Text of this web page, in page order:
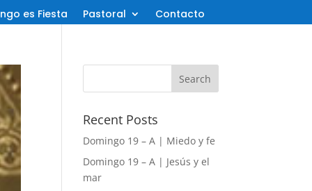
es Fiesta Pastoral Contacto
Recent Posts
Domingo 19 – A | Miedo y fe
Domingo 19 – A | Jesús y el
mar